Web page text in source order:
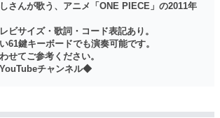
さんが歌う、アニメ「ONE PIECE」の2011年
ビサイズ・歌詞・コード表記あり。
61鍵キーボードでも演奏可能です。
せてご参考ください。
チャンネル◆